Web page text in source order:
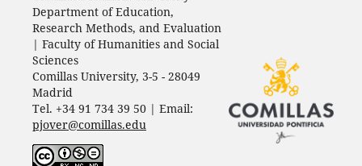
Department of Education,
Research Methods, and Evaluation
| Faculty of Humanities and Social
Sciences
Comillas University, 3-5 - 28049
Madrid
Tel. +34 91 734 39 50 | Email:
pjover@comillas.edu